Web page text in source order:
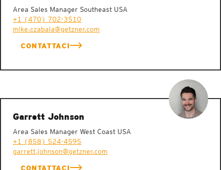
Area Sales Manager Southeast USA
+1 (470) 702-3510
mike.czabala@getzner.com
CONTATTACI
Garrett Johnson
Area Sales Manager West Coast USA
+1 (858) 524-4595
garrett.johnson@getzner.com
CONTATTACI